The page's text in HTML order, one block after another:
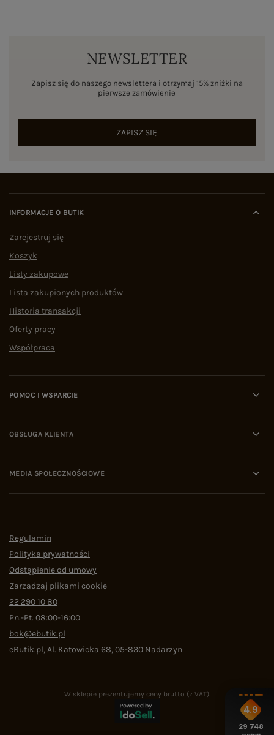
NEWSLETTER
Zapisz się do naszego newslettera i otrzymaj 15% zniżki na
pierwsze zamówienie
ZAPISZ SIĘ
INFORMACJE O BUTIK
Zarejestruj się
Koszyk
Listy zakupowe
Lista zakupionych produktów
Historia transakcji
Oferty pracy
Współpraca
POMOC I WSPARCIE
OBSŁUGA KLIENTA
MEDIA SPOŁECZNOŚCIOWE
Regulamin
Polityka prywatności
Odstąpienie od umowy
Zarządzaj plikami cookie
22 290 10 80
Pn.-Pt. 08:00-16:00
bok@ebutik.pl
eButik.pl,Al. Katowicka 68,05-830 Nadarzyn
W sklepie prezentujemy ceny brutto (z VAT).
4.9
29 748